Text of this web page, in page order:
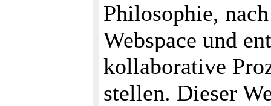
Philosophie,
Webspace und
kollaborative
stellen. Dieser